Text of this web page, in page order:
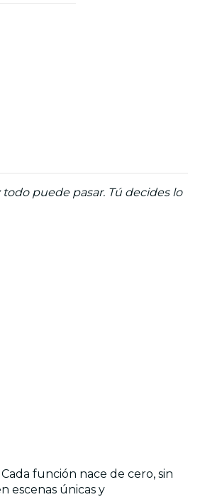
puede pasar. Tú decides lo
función nace de cero, sin
escenas únicas y